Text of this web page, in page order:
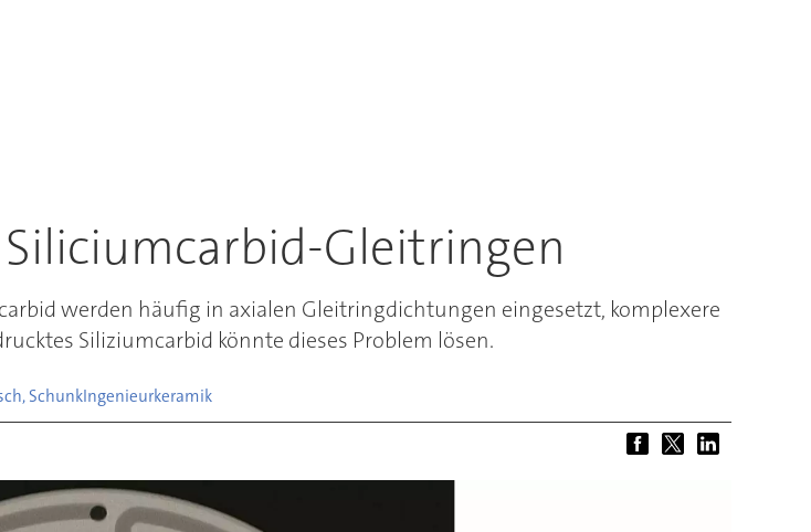
Gleitringen
werden häufig in axialen Gleitringdichtungen eingesetzt, komplexere
Siliziumcarbid könnte dieses Problem lösen.
SchunkIngenieurkeramik